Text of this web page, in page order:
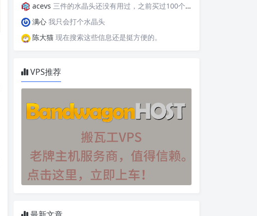
acevs 三件的水晶头还没有用过，之前买过100个水晶头还没有 用完。
满心 我只会打个水晶头
陈大猫 现在搜索这些信息还是挺方便的。
VPS推荐